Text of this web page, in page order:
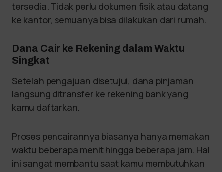
tersedia. Tidak perlu dokumen fisik atau datang
ke kantor, semuanya bisa dilakukan dari rumah.
Dana Cair ke Rekening dalam Waktu
Singkat
Setelah pengajuan disetujui, dana pinjaman
langsung ditransfer ke rekening bank yang
kamu daftarkan.
Proses pencairannya biasanya hanya memakan
waktu beberapa menit hingga beberapa jam. Hal
ini sangat membantu saat kamu membutuhkan